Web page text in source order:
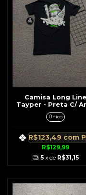
Camisa Long Line
Tayper - Preta C/
Beisebol
Único
R$129,99
R$123,49 com
5 x de R$31,15